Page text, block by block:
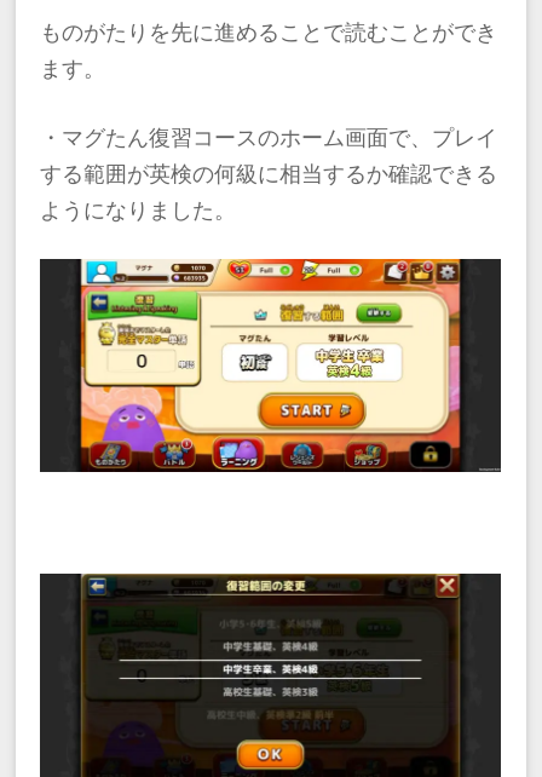
ものがたりを先に進めることで読むことができ
ます。
・マグたん復習コースのホーム画面で、プレイ
する範囲が英検の何級に相当するか確認できる
ようになりました。